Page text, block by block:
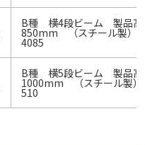
B種 横4段ビーム 製品高
850mm （スチール製）
4085
B種 横5段ビーム 製品高
1000mm （スチール製
510